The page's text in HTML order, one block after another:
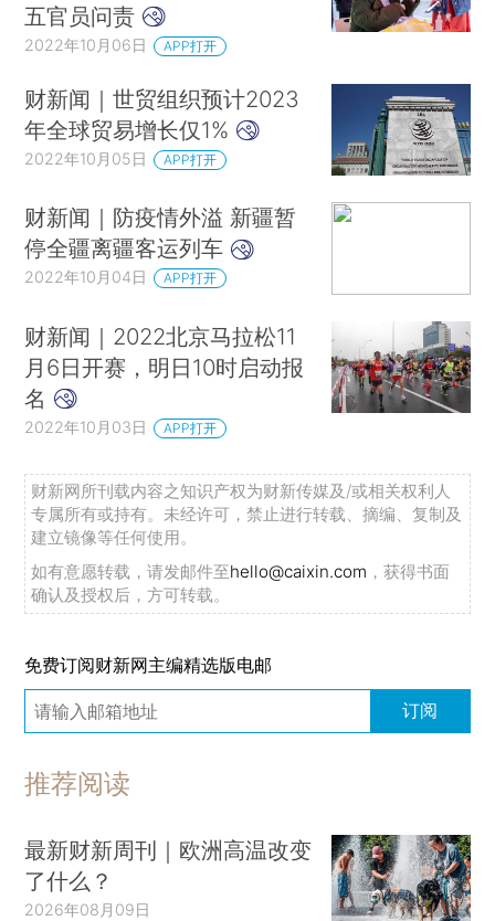
五官员问责
2022年10月06日 APP打开
财新闻｜世贸组织预计2023
年全球贸易增长仅1%
2022年10月05日 APP打开
财新闻｜防疫情外溢 新疆暂
停全疆离疆客运列车
2022年10月04日 APP打开
财新闻｜2022北京马拉松11
月6日开赛，明日10时启动报
名
2022年10月03日 APP打开
财新网所刊载内容之知识产权为财新传媒及/或相关权利人
专属所有或持有。未经许可，禁止进行转载、摘编、复制及
建立镜像等任何使用。
如有意愿转载，请发邮件至hello@caixin.com ，获得书面
确认及授权后，方可转载。
免费订阅财新网主编精选版电邮
订阅
推荐阅读
最新财新周刊｜欧洲高温改变
了什么？
2026年08月09日